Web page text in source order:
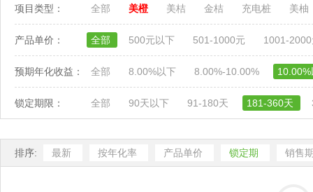
项目类型： 全部 美橙 美桔 金桔 充电桩 美柚
产品单价： 全部 500元以下 501-1000元 1001-
预期年化收益： 全部 8.00%以下 8.00%-10.00%
锁定期限： 全部 90天以下 91-180天 181-360天
排序: 最新 按年化率 产品单价 锁定期 销售